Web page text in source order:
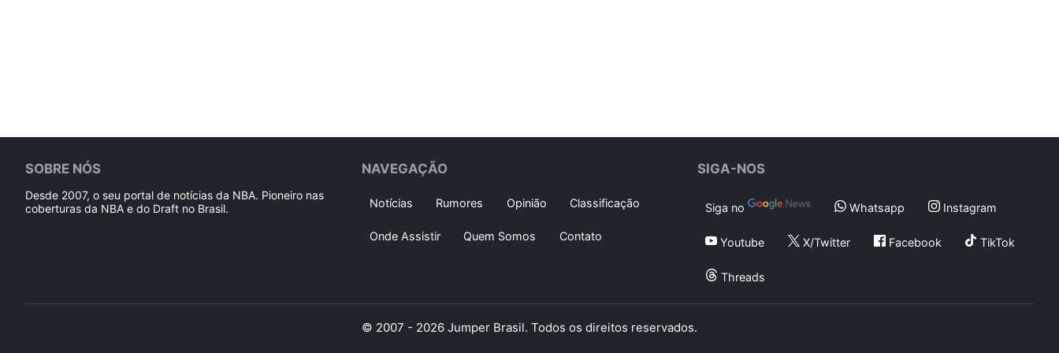
SOBRE NÓS
Desde 2007, o seu portal de notícias da NBA. Pioneiro nas
coberturas da NBA e do Draft no Brasil.
NAVEGAÇÃO
Notícias Rumores Opinião Classificação
Onde Assistir Quem Somos Contato
SIGA-NOS
Siga no Whatsapp Instagram
Youtube X/Twitter Facebook TikTok
Threads
© 2007 - 2026 Jumper Brasil. Todos os direitos reservados.